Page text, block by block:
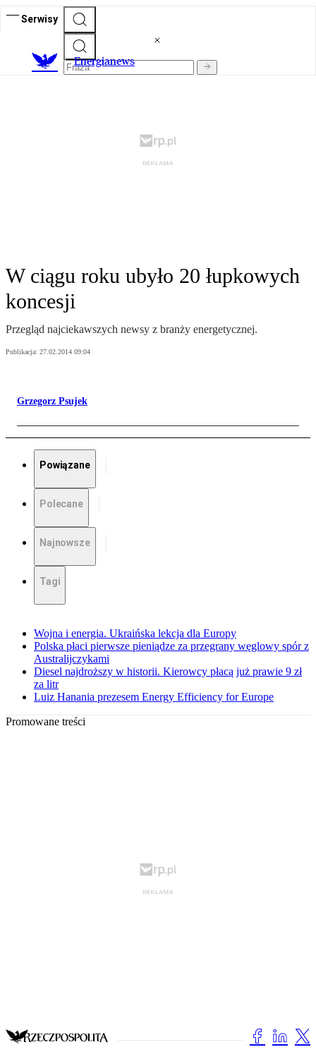
Serwisy
Energianews
W ciągu roku ubyło 20 łupkowych
koncesji
Przegląd najciekawszych newsy z branży energetycznej.
Publikacja: 27.02.2014 09:04
Grzegorz Psujek
Powiązane
Polecane
Najnowsze
Tagi
Wojna i energia. Ukraińska lekcja dla Europy
Polska płaci pierwsze pieniądze za przegrany węglowy spór z
Australijczykami
Diesel najdroższy w historii. Kierowcy płacą już prawie 9 zł
za litr
Luiz Hanania prezesem Energy Efficiency for Europe
Promowane treści